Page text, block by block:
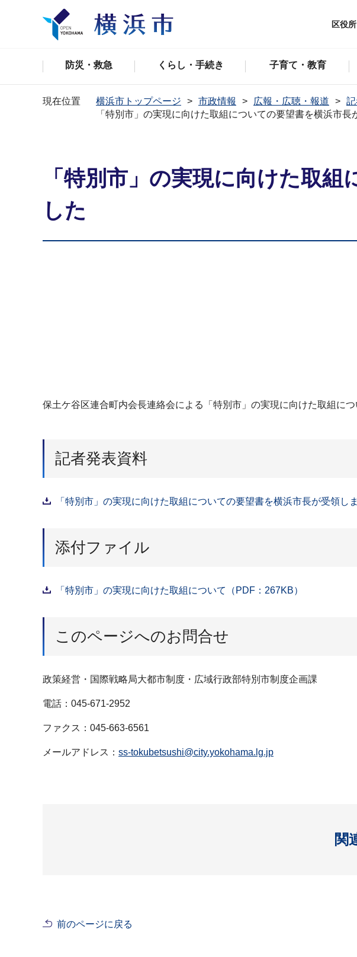
区役所
防災・救急 くらし・手続き 子育て・教育
現在位置 横浜市トップページ 市政情報 広報・広聴・報道
「特別市」の実現に向けた取組についての要望書を横浜市長
「特別市」の実現に向けた取
した
保土ケ谷区連合町内会長連絡会による「特別市」の実現に向けた取組に
記者発表資料
「特別市」の実現に向けた取組についての要望書を横浜市長が受領し
添付ファイル
「特別市」の実現に向けた取組について（PDF：267KB）
このページへのお問合せ
政策経営・国際戦略局大都市制度・広域行政部特別市制度企画課
電話：045-671-2952
ファクス：045-663-6561
メールアドレス： ss-tokubetsushi@city.yokohama.lg.jp
関
前のページに戻る